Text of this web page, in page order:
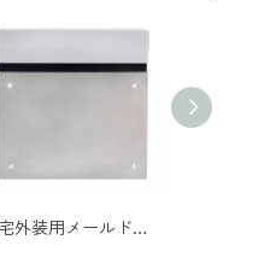
住宅外装用メールドロップスロット付き黒色粉体塗装スチール製壁掛けメールボックス